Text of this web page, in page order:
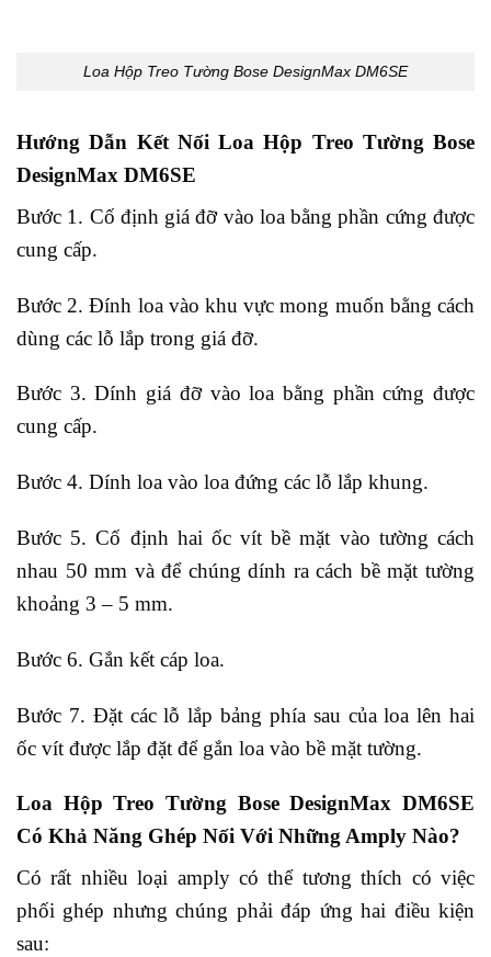
Loa Hộp Treo Tường Bose DesignMax DM6SE
Hướng Dẫn Kết Nối Loa Hộp Treo Tường Bose
DesignMax DM6SE
Bước 1. Cố định giá đỡ vào loa bằng phần cứng được
cung cấp.
Bước 2. Đính loa vào khu vực mong muốn bằng cách
dùng các lỗ lắp trong giá đỡ.
Bước 3. Dính giá đỡ vào loa bằng phần cứng được
cung cấp.
Bước 4. Dính loa vào loa đứng các lỗ lắp khung.
Bước 5. Cố định hai ốc vít bề mặt vào tường cách
nhau 50 mm và để chúng dính ra cách bề mặt tường
khoảng 3 – 5 mm.
Bước 6. Gắn kết cáp loa.
Bước 7. Đặt các lỗ lắp bảng phía sau của loa lên hai
ốc vít được lắp đặt để gắn loa vào bề mặt tường.
Loa Hộp Treo Tường Bose DesignMax DM6SE
Có Khả Năng Ghép Nối Với Những Amply Nào?
Có rất nhiều loại amply có thể tương thích có việc
phối ghép nhưng chúng phải đáp ứng hai điều kiện
sau: